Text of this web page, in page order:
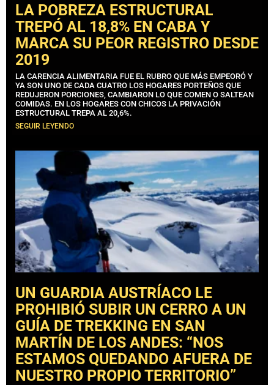
LA POBREZA ESTRUCTURAL
TREPÓ AL 18,8% EN CABA Y
MARCA SU PEOR REGISTRO DESDE
2019
LA CARENCIA ALIMENTARIA FUE EL RUBRO QUE MÁS EMPEORÓ Y
YA SON UNO DE CADA CUATRO LOS HOGARES PORTEÑOS QUE
REDUJERON PORCIONES, CAMBIARON LO QUE COMEN O SALTEAN
COMIDAS. EN LOS HOGARES CON CHICOS LA PRIVACIÓN
ESTRUCTURAL TREPA AL 20,6%.
SEGUIR LEYENDO
UN GUARDIA AUSTRÍACO LE
PROHIBIÓ SUBIR UN CERRO A UN
GUÍA DE TREKKING EN SAN
MARTÍN DE LOS ANDES: “NOS
ESTAMOS QUEDANDO AFUERA DE
NUESTRO PROPIO TERRITORIO”